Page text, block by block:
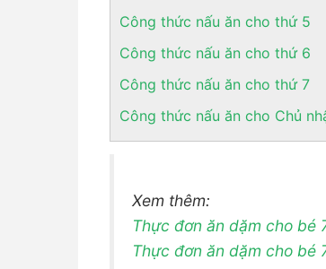
Công thức nấu ăn cho thứ 5
Công thức nấu ăn cho thứ 6
Công thức nấu ăn cho thứ 7
Công thức nấu ăn cho Chủ
Xem thêm:
Thực đơn ăn dặm cho bé
Thực đơn ăn dặm cho bé